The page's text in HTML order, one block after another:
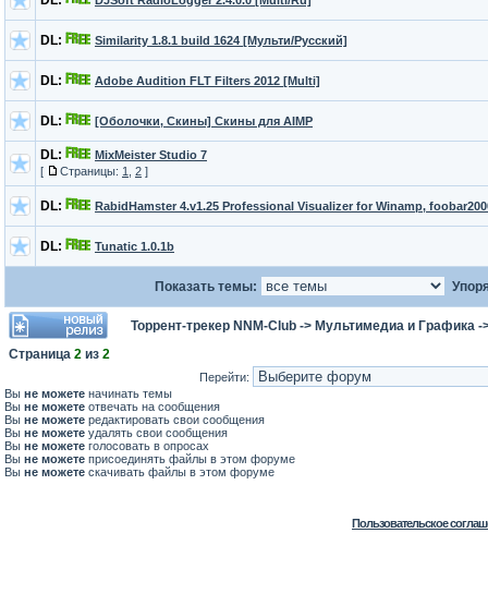
DL: Similarity 1.8.1 build 1624 [Мульти/Русский]
DL: Adobe Audition FLT Filters 2012 [Multi]
DL: [Оболочки, Скины] Скины для AIMP
DL:
MixMeister Studio 7
[
Страницы: 1 2 ]
DL: RabidHamster 4.v1.25 Professional Visualizer for Winamp,
DL: Tunatic 1.0.1b
Показать темы:
Торрент-трекер NNM-Club -> Мультимедиа и Графика -
Страница 2 из 2
Перейти:
Вы не можете начинать темы
Вы не можете отвечать на сообщения
Вы не можете редактировать свои сообщения
Вы не можете удалять свои сообщения
Вы не можете голосовать в опросах
Вы не можете присоединять файлы в этом форуме
Вы не можете скачивать файлы в этом форуме
Пользовательское